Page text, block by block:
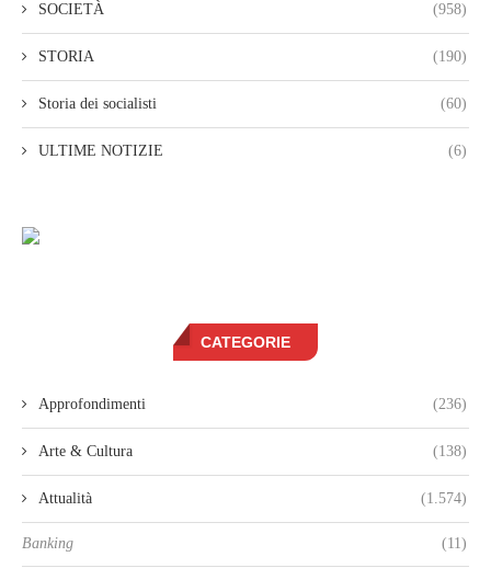
SOCIETÀ (958)
STORIA (190)
Storia dei socialisti (60)
ULTIME NOTIZIE (6)
CATEGORIE
Approfondimenti (236)
Arte & Cultura (138)
Attualità (1.574)
Banking (11)